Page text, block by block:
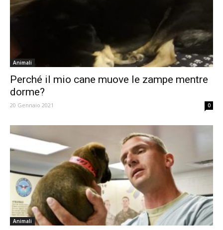
Animali
Perché il mio cane muove le zampe mentre
dorme?
20 Gennaio 2021 0
Animali